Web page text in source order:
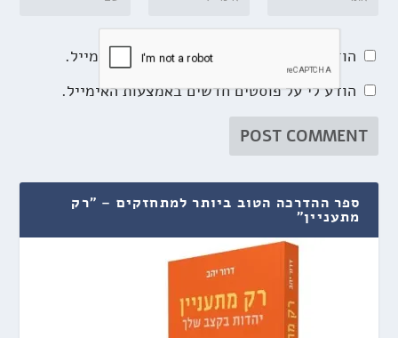
הודע לי על תגובות נוספות באמצעות האימייל.
הודע לי על פוסטים חדשים באמצעות האימייל.
ספר ההדרכה הטוב ביותר למתחזקים – "רק
מתעניין"